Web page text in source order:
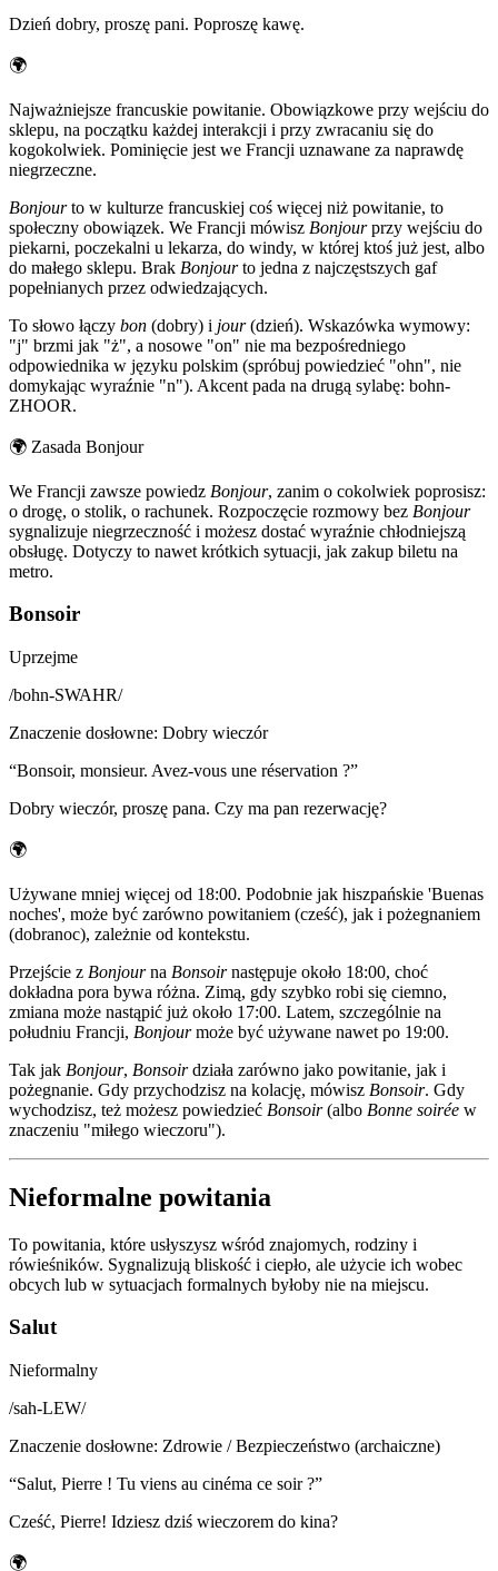
Dzień dobry, proszę pani. Poproszę kawę.
🌍
Najważniejsze francuskie powitanie. Obowiązkowe przy wejściu do
sklepu, na początku każdej interakcji i przy zwracaniu się do
kogokolwiek. Pominięcie jest we Francji uznawane za naprawdę
niegrzeczne.
Bonjourto w kulturze francuskiej coś więcej niż powitanie, to
społeczny obowiązek. We Francji mówisz Bonjourprzy wejściu do
piekarni, poczekalni u lekarza, do windy, w której ktoś już jest, albo
do małego sklepu. Brak Bonjourto jedna z najczęstszych gaf
popełnianych przez odwiedzających.
To słowo łączy bon (dobry) i jour(dzień). Wskazówka wymowy:
"j" brzmi jak "ż", a nosowe "on" nie ma bezpośredniego
odpowiednika w języku polskim (spróbuj powiedzieć "ohn", nie
domykając wyraźnie "n"). Akcent pada na drugą sylabę: bohn-
ZHOOR.
🌍 Zasada Bonjour
We Francji zawsze powiedz Bonjour, zanim o cokolwiek poprosisz:
o drogę, o stolik, o rachunek. Rozpoczęcie rozmowy bez Bonjour
sygnalizuje niegrzeczność i możesz dostać wyraźnie chłodniejszą
obsługę. Dotyczy to nawet krótkich sytuacji, jak zakup biletu na
metro.
Bonsoir
Uprzejme
/bohn-SWAHR/
Znaczenie dosłowne: Dobry wieczór
“Bonsoir, monsieur. Avez-vous une réservation ?”
Dobry wieczór, proszę pana. Czy ma pan rezerwację?
🌍
Używane mniej więcej od 18:00. Podobnie jak hiszpańskie 'Buenas
noches', może być zarówno powitaniem (cześć), jak i pożegnaniem
(dobranoc), zależnie od kontekstu.
Przejście z Bonjourna Bonsoirnastępuje około 18:00, choć
dokładna pora bywa różna. Zimą, gdy szybko robi się ciemno,
zmiana może nastąpić już około 17:00. Latem, szczególnie na
południu Francji, Bonjourmoże być używane nawet po 19:00.
Tak jak Bonjour, Bonsoirdziała zarówno jako powitanie, jak i
pożegnanie. Gdy przychodzisz na kolację, mówisz Bonsoir. Gdy
wychodzisz, też możesz powiedzieć Bonsoir(albo Bonne soirée w
znaczeniu "miłego wieczoru").
Nieformalne powitania
To powitania, które usłyszysz wśród znajomych, rodziny i
rówieśników. Sygnalizują bliskość i ciepło, ale użycie ich wobec
obcych lub w sytuacjach formalnych byłoby nie na miejscu.
Salut
Nieformalny
/sah-LEW/
Znaczenie dosłowne: Zdrowie / Bezpieczeństwo (archaiczne)
“Salut, Pierre ! Tu viens au cinéma ce soir ?”
Cześć, Pierre! Idziesz dziś wieczorem do kina?
🌍